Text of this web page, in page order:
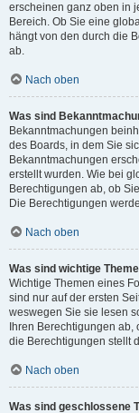
erscheinen ganz oben in
Bereich. Ob Sie eine
hängt von den durch die
ab.
Nach oben
Was sind
Bekanntmachungen
des Boards, in dem Sie
Bekanntmachungen
erstellt wurden. Wie bei
Berechtigungen ab, ob
Die Berechtigungen
Nach oben
Was sind wichtige
Wichtige Themen eines
sind nur auf der ersten
weswegen Sie sie lesen
Ihren Berechtigungen
die Berechtigungen stellt
Nach oben
Was sind geschlossene